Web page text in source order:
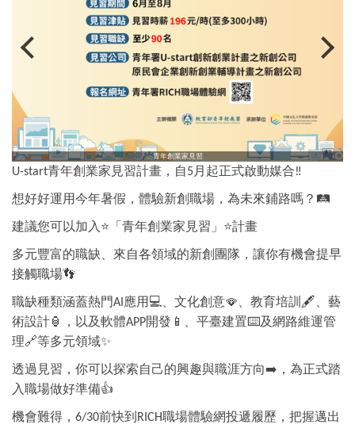
青年創業家見習
U-start青年創業家見習計畫，自5月起正式啟動媒合‼️
想好好運用今年暑假，體驗新創職場，為未來鋪路嗎？ 🛤
建議您可以加入 ⭐ 「青年創業家見習」 ⭐計畫
多元豐富的職缺、來自各領域的新創團隊，讓你有機會提早
接觸職場👣
職缺種類涵蓋熱門AI 應用 💻 、文化創意🪭 、教育培訓 🖋 、藝
術設計🏮 ，以及軟體APP開發 📱 、平臺建置⌨及網路維運管
理🔗等多元領域✨
透過見習，你可以探索自己的興趣與職涯方向➡ ，為正式踏
入職場做好準備👍
機會難得， 6/30前快到 RICH職場體驗網投遞履歷，把握邁出